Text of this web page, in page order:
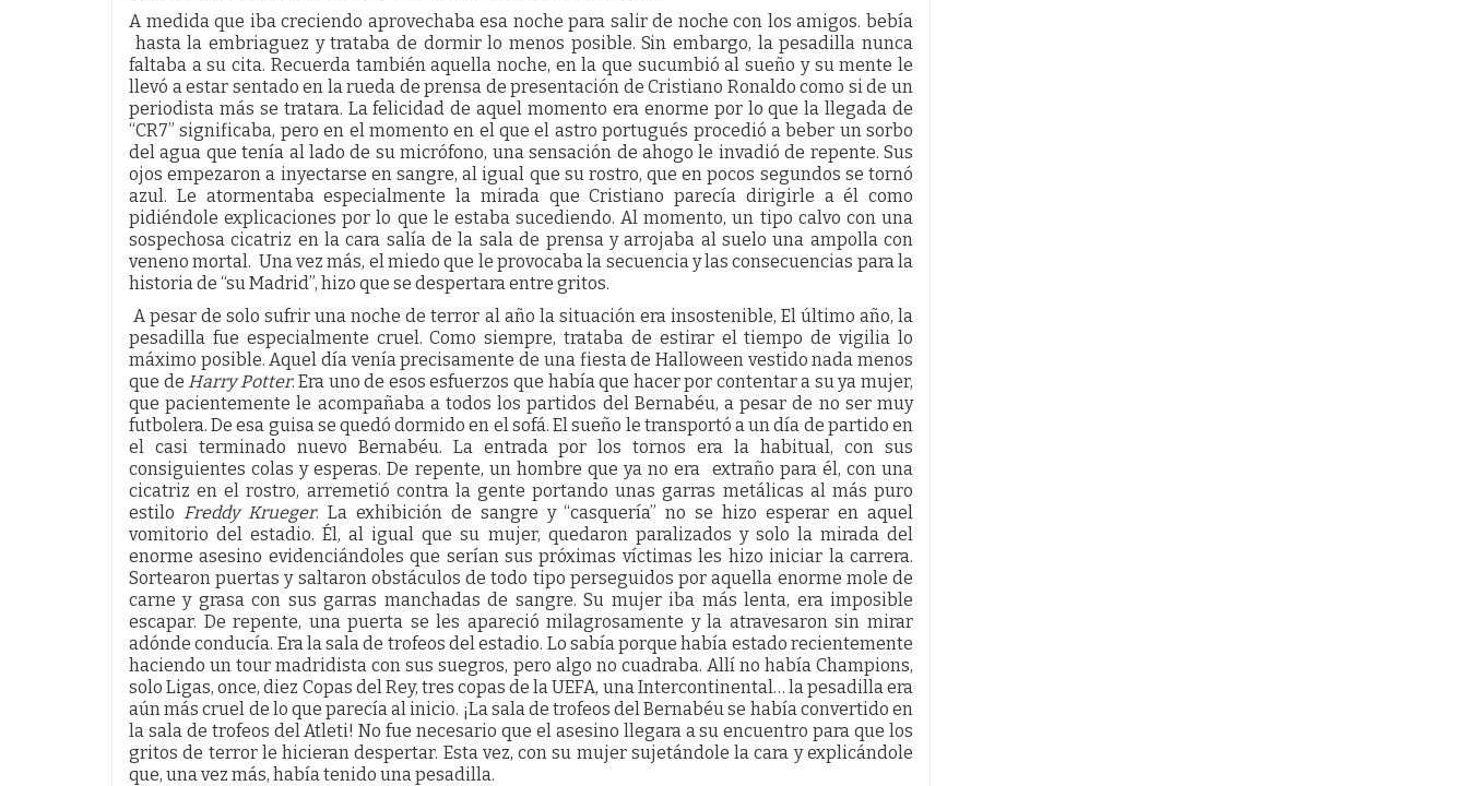
A medida que iba creciendo aprovechaba esa noche para salir de noche con los amigos. bebía
hasta la embriaguez y trataba de dormir lo menos posible. Sin embargo, la pesadilla nunca
faltaba a su cita. Recuerda también aquella noche, en la que sucumbió al sueño y su mente le
llevó a estar sentado en la rueda de prensa de presentación de Cristiano Ronaldo como si de un
periodista más se tratara. La felicidad de aquel momento era enorme por lo que la llegada de
“CR7” significaba, pero en el momento en el que el astro portugués procedió a beber un sorbo
del agua que tenía al lado de su micrófono, una sensación de ahogo le invadió de repente. Sus
ojos empezaron a inyectarse en sangre, al igual que su rostro, que en pocos segundos se tornó
azul. Le atormentaba especialmente la mirada que Cristiano parecía dirigirle a él como
pidiéndole explicaciones por lo que le estaba sucediendo. Al momento, un tipo calvo con una
sospechosa cicatriz en la cara salía de la sala de prensa y arrojaba al suelo una ampolla con
veneno mortal. Una vez más, el miedo que le provocaba la secuencia y las consecuencias para la
historia de “su Madrid”, hizo que se despertara entre gritos.
A pesar de solo sufrir una noche de terror al año la situación era insostenible, El último año, la
pesadilla fue especialmente cruel. Como siempre, trataba de estirar el tiempo de vigilia lo
máximo posible. Aquel día venía precisamente de una fiesta de Halloween vestido nada menos
que de Harry Potter. Era uno de esos esfuerzos que había que hacer por contentar a su ya mujer,
que pacientemente le acompañaba a todos los partidos del Bernabéu, a pesar de no ser muy
futbolera. De esa guisa se quedó dormido en el sofá. El sueño le transportó a un día de partido en
el casi terminado nuevo Bernabéu. La entrada por los tornos era la habitual, con sus
consiguientes colas y esperas. De repente, un hombre que ya no era extraño para él, con una
cicatriz en el rostro, arremetió contra la gente portando unas garras metálicas al más puro
estilo Freddy Krueger. La exhibición de sangre y “casquería” no se hizo esperar en aquel
vomitorio del estadio. Él, al igual que su mujer, quedaron paralizados y solo la mirada del
enorme asesino evidenciándoles que serían sus próximas víctimas les hizo iniciar la carrera.
Sortearon puertas y saltaron obstáculos de todo tipo perseguidos por aquella enorme mole de
carne y grasa con sus garras manchadas de sangre. Su mujer iba más lenta, era imposible
escapar. De repente, una puerta se les apareció milagrosamente y la atravesaron sin mirar
adónde conducía. Era la sala de trofeos del estadio. Lo sabía porque había estado recientemente
haciendo un tour madridista con sus suegros, pero algo no cuadraba. Allí no había Champions,
solo Ligas, once, diez Copas del Rey, tres copas de la UEFA, una Intercontinental… la pesadilla era
aún más cruel de lo que parecía al inicio. ¡La sala de trofeos del Bernabéu se había convertido en
la sala de trofeos del Atleti! No fue necesario que el asesino llegara a su encuentro para que los
gritos de terror le hicieran despertar. Esta vez, con su mujer sujetándole la cara y explicándole
que, una vez más, había tenido una pesadilla.